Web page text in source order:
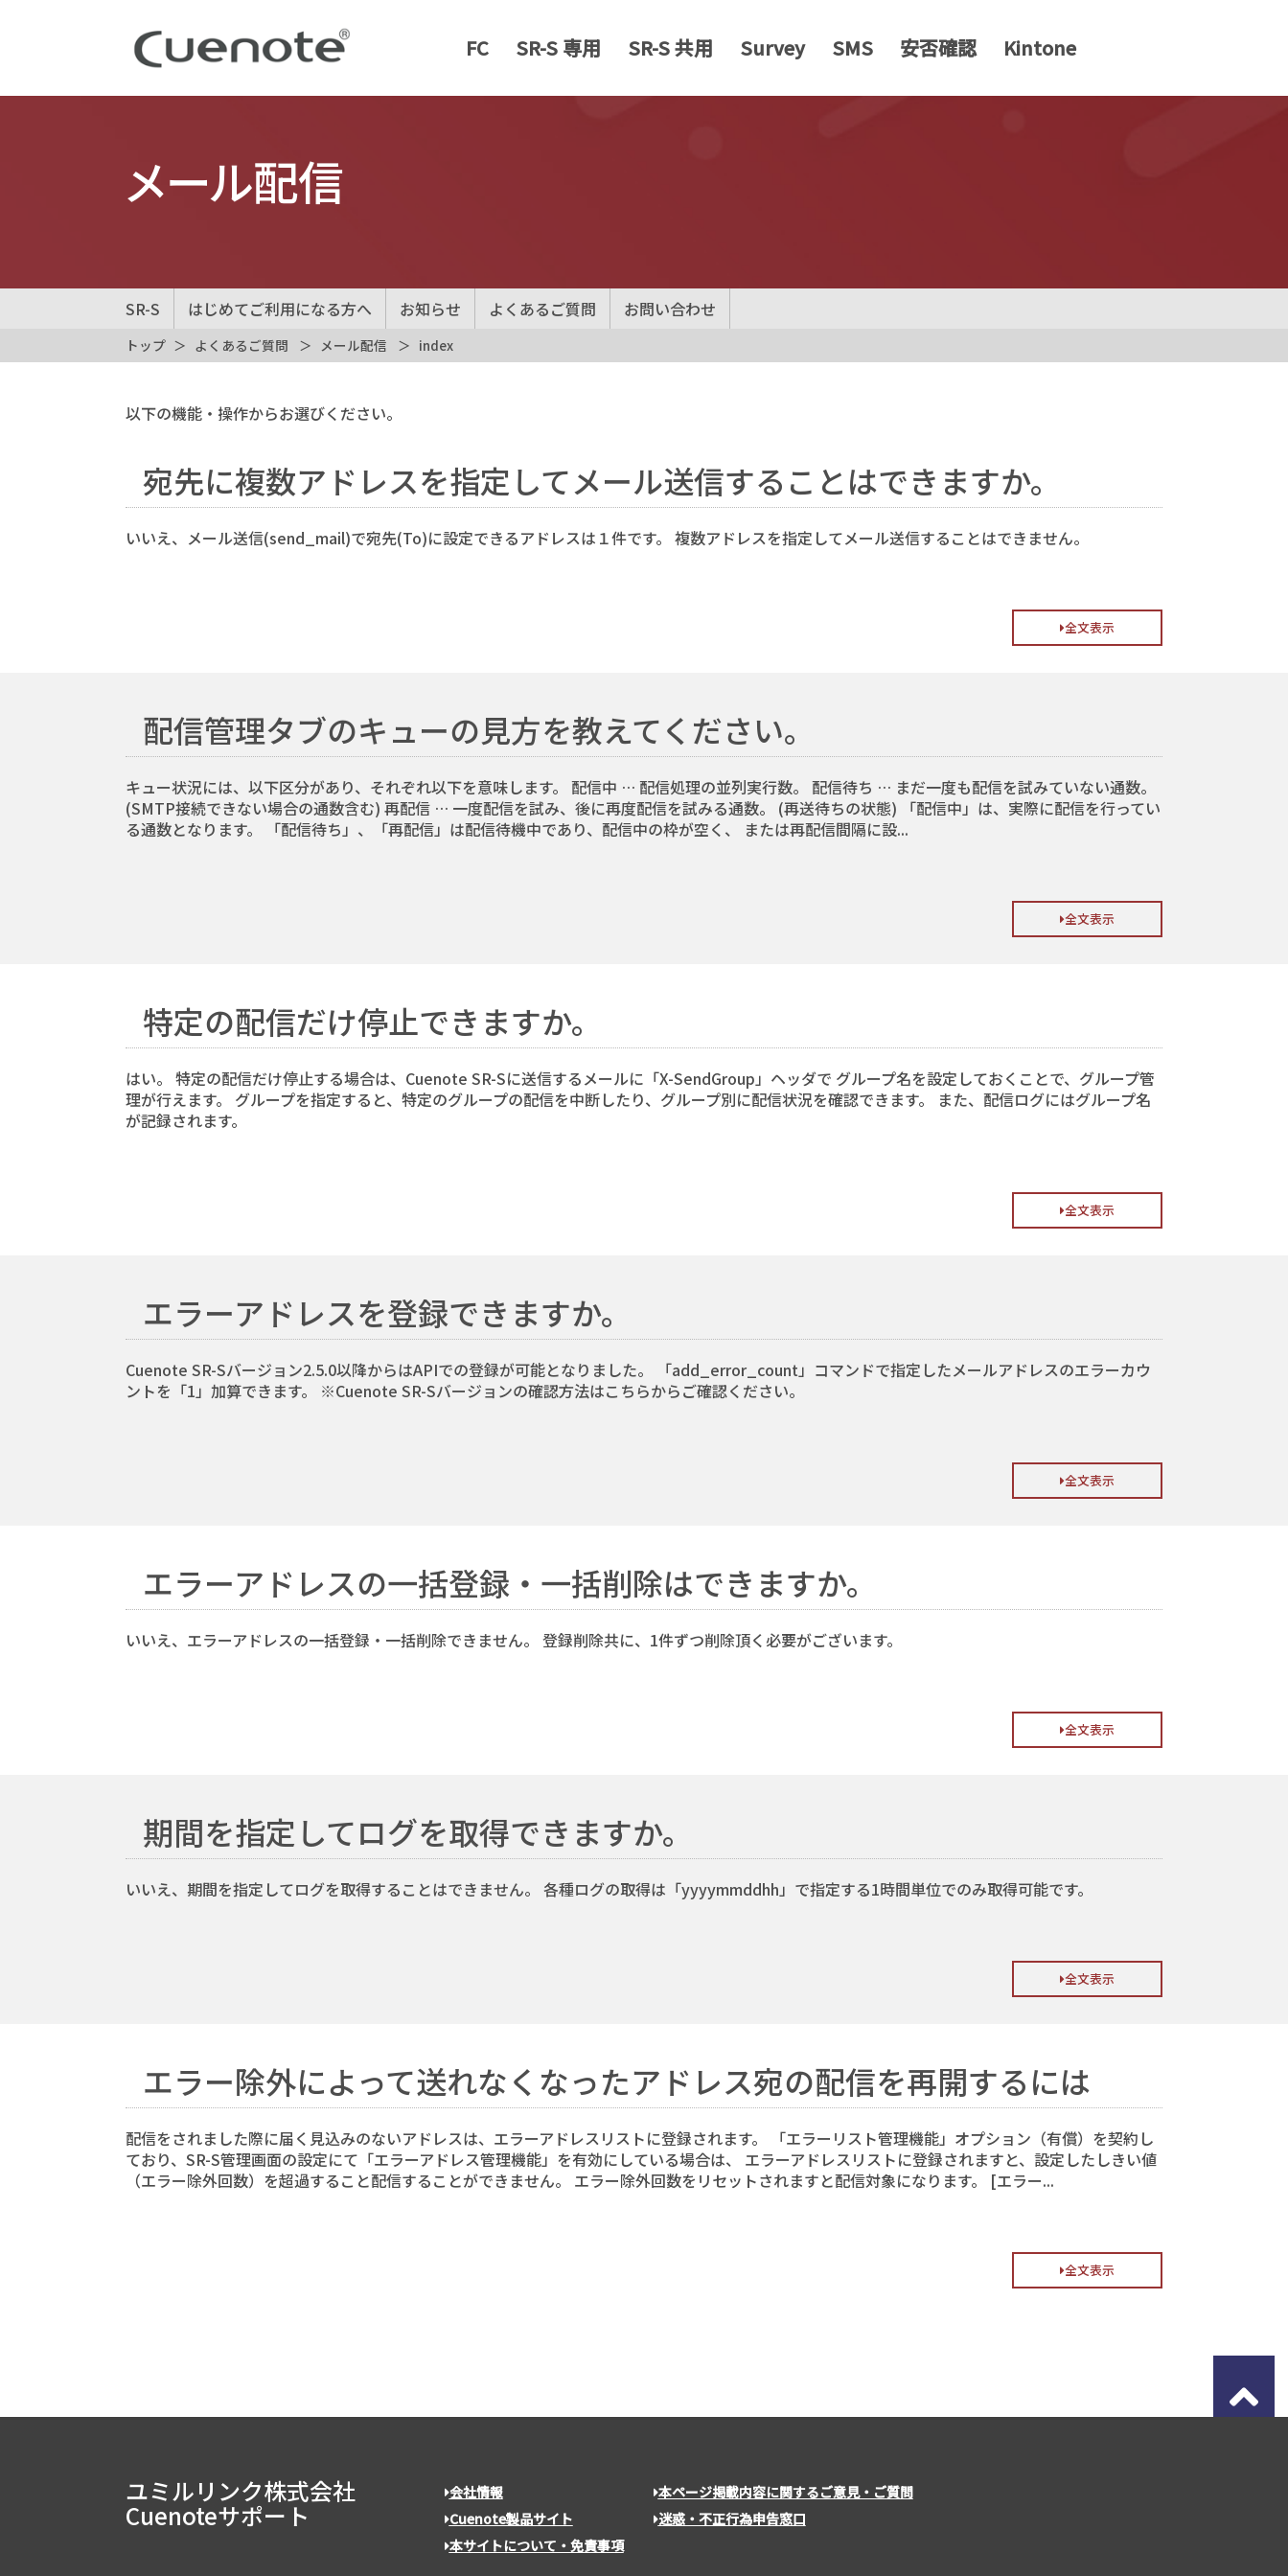
FC SR-S 専用 SR-S 共用 Survey SMS 安否確認 Kintone
メール配信
SR-S はじめてご利用になる方へ お知らせ よくあるご質問 お問い合わせ
トップ よくあるご質問 メール配信 index
以下の機能・操作からお選びください。
宛先に複数アドレスを指定してメール送信することはできますか。
いいえ、メール送信(send_mail)で宛先(To)に設定できるアドレスは１件です。 複数アドレスを指定してメール送信することはできません。
全文表示
配信管理タブのキューの見方を教えてください。
キュー状況には、以下区分があり、それぞれ以下を意味します。 配信中 … 配信処理の並列実行数。 配信待ち … まだ一度も配信を試みていない通数。
(SMTP接続できない場合の通数含む) 再配信 … 一度配信を試み、後に再度配信を試みる通数。 (再送待ちの状態) 「配信中」は、実際に配信を行ってい
る通数となります。 「配信待ち」、「再配信」は配信待機中であり、配信中の枠が空く、 または再配信間隔に設...
全文表示
特定の配信だけ停止できますか。
はい。 特定の配信だけ停止する場合は、Cuenote SR-Sに送信するメールに「X-SendGroup」ヘッダで グループ名を設定しておくことで、グループ管
理が行えます。 グループを指定すると、特定のグループの配信を中断したり、グループ別に配信状況を確認できます。 また、配信ログにはグループ名
が記録されます。
全文表示
エラーアドレスを登録できますか。
Cuenote SR-Sバージョン2.5.0以降からはAPIでの登録が可能となりました。 「add_error_count」コマンドで指定したメールアドレスのエラーカウ
ントを「1」加算できます。 ※Cuenote SR-Sバージョンの確認方法はこちらからご確認ください。
全文表示
エラーアドレスの一括登録・一括削除はできますか。
いいえ、エラーアドレスの一括登録・一括削除できません。 登録削除共に、1件ずつ削除頂く必要がございます。
全文表示
期間を指定してログを取得できますか。
いいえ、期間を指定してログを取得することはできません。 各種ログの取得は「yyyymmddhh」で指定する1時間単位でのみ取得可能です。
全文表示
エラー除外によって送れなくなったアドレス宛の配信を再開するには
配信をされました際に届く見込みのないアドレスは、エラーアドレスリストに登録されます。 「エラーリスト管理機能」オプション（有償）を契約し
ており、SR-S管理画面の設定にて「エラーアドレス管理機能」を有効にしている場合は、 エラーアドレスリストに登録されますと、設定したしきい値
（エラー除外回数）を超過すること配信することができません。 エラー除外回数をリセットされますと配信対象になります。 [エラー...
全文表示
ユミルリンク株式会社
Cuenoteサポート
会社情報
Cuenote製品サイト
本サイトについて・免責事項
本ページ掲載内容に関するご意見・ご質問
迷惑・不正行為申告窓口